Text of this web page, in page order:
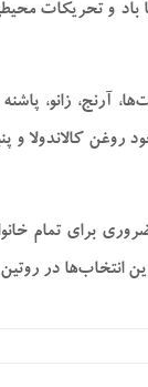
و تحریکات
آرنج، زانو،
کالاندولا و
برای تمام
انتخاب‌ها در